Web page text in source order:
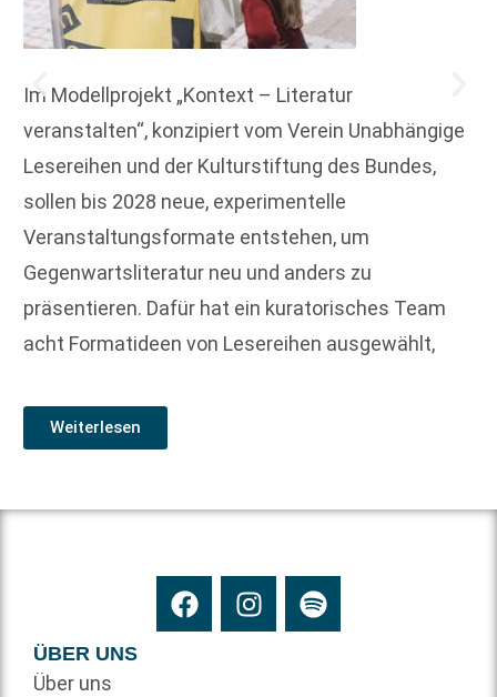
Im Modellprojekt „Kontext – Literatur
veranstalten“, konzipiert vom Verein Unabhängige
Lesereihen und der Kulturstiftung des Bundes,
sollen bis 2028 neue, experimentelle
Veranstaltungsformate entstehen, um
Gegenwartsliteratur neu und anders zu
präsentieren. Dafür hat ein kuratorisches Team
acht Formatideen von Lesereihen ausgewählt,
Weiterlesen
ÜBER UNS
Über uns